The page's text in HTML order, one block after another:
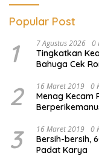
Popular Post
1 7 Agustus 2026 0
Tingkatkan
Bahuga Cek
2 16 Maret 2019 0
Menag Kecam
3 16 Maret 2019 0
Bersih-bersih,
Padat Karya